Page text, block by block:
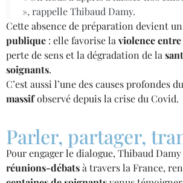
», rappelle Thibaud Damy.
Cette absence de préparation devient un
publique : elle favorise la violence
perte de sens et la dégradation de la
soignants.
C’est aussi l’une des causes profondes du
massifobservé depuis la crise du Covid.
Parler, partager,
Pour engager le dialogue, Thibaud
réunions-débatsà travers la France,